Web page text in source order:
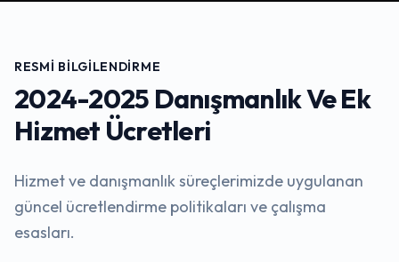
RESMI BILGILENDIRME
2024-2025 Danışmanlık Ve Ek
Hizmet Ücretleri
Hizmet ve danışmanlık süreçlerimizde uygulanan
güncel ücretlendirme politikaları ve çalışma
esasları.